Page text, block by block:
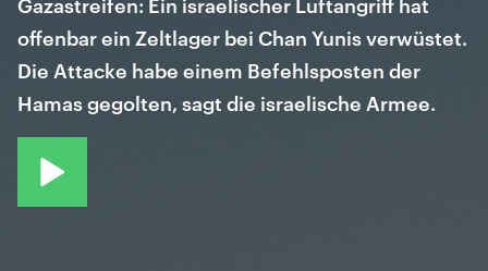
Gazastreifen: Ein israelischer Luftangriff hat
offenbar ein Zeltlager bei Chan Yunis verwüstet.
Die Attacke habe einem Befehlsposten der
Hamas gegolten, sagt die israelische Armee.